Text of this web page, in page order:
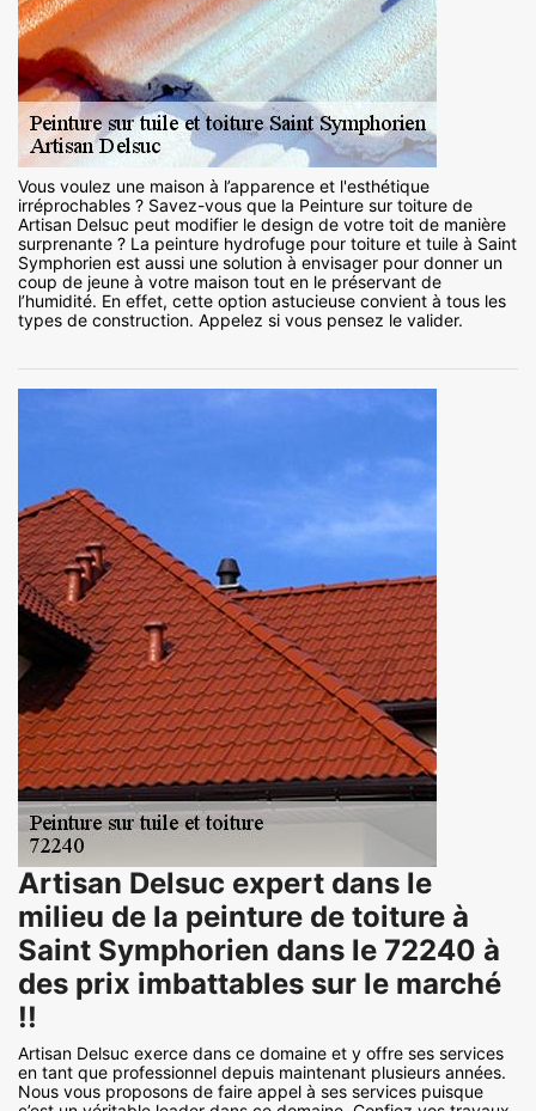
Vous voulez une maison à l’apparence et l'esthétique
irréprochables ? Savez-vous que la Peinture sur toiture de
Artisan Delsuc peut modifier le design de votre toit de manière
surprenante ? La peinture hydrofuge pour toiture et tuile à Saint
Symphorien est aussi une solution à envisager pour donner un
coup de jeune à votre maison tout en le préservant de
l’humidité. En effet, cette option astucieuse convient à tous les
types de construction. Appelez si vous pensez le valider.
Artisan Delsuc expert dans le
milieu de la peinture de toiture à
Saint Symphorien dans le 72240 à
des prix imbattables sur le marché
!!
Artisan Delsuc exerce dans ce domaine et y offre ses services
en tant que professionnel depuis maintenant plusieurs années.
Nous vous proposons de faire appel à ses services puisque